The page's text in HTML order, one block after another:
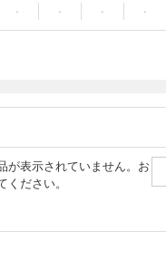
・ ・ ・ ・
が表示されていません。お
ださい。